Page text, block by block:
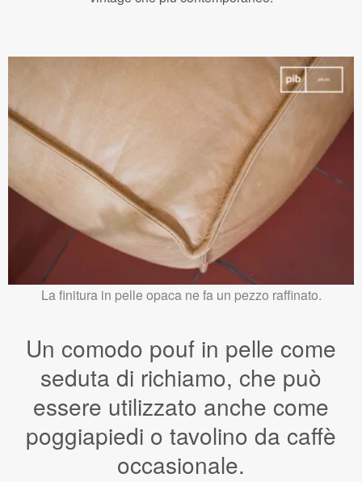
La finitura in pelle opaca ne fa un pezzo raffinato.
Un comodo pouf in pelle come
seduta di richiamo, che può
essere utilizzato anche come
poggiapiedi o tavolino da caffè
occasionale.